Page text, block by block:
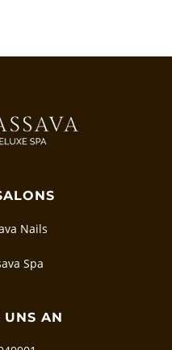
Nails
Spa
UNS AN